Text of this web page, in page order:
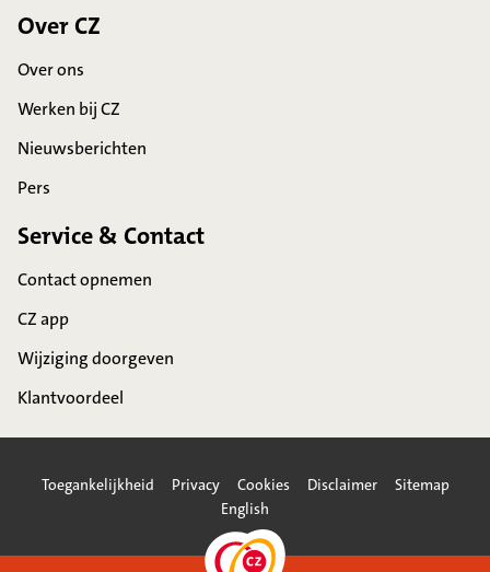
Over CZ
Over ons
Werken bij CZ
Nieuwsberichten
Pers
Service & Contact
Contact opnemen
CZ app
Wijziging doorgeven
Klantvoordeel
Toegankelijkheid Privacy Cookies Disclaimer
Sitemap
English